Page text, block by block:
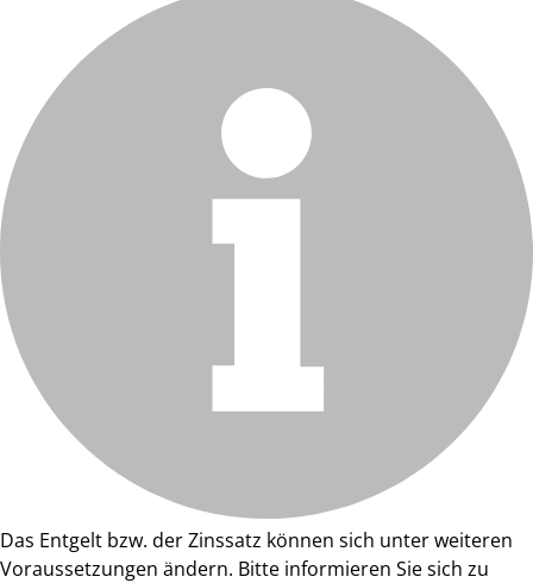
Das Entgelt bzw. der Zinssatz können sich unter weiteren
Voraussetzungen ändern. Bitte informieren Sie sich zu